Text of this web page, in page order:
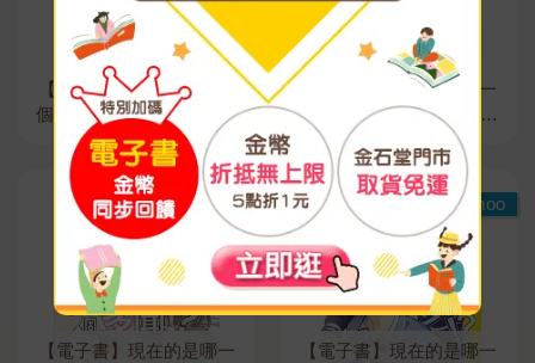
【電子書】現在的是哪一
個多聞！？(3)【含電子書
限定特典】
【電子書】現在的是哪一
個多聞！？(4)【含電子書
限定特典】
Readmoo
【電子書】現在的是哪一
Readmoo
【電子書】現在的是哪一